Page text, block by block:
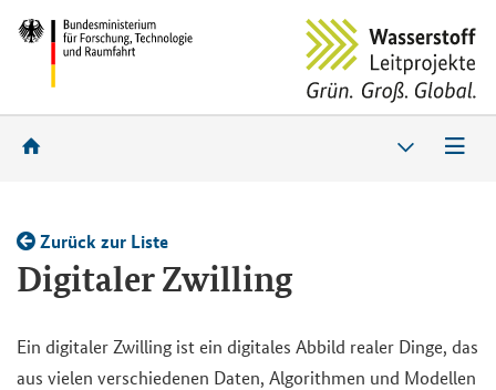
Zu­rück zur Liste
Di­gi­ta­ler Zwil­ling
Ein di­gi­ta­ler Zwil­ling ist ein di­gi­ta­les Ab­bild rea­ler Dinge, das
aus vie­len ver­schie­de­nen Daten, Al­go­rith­men und Mo­del­len